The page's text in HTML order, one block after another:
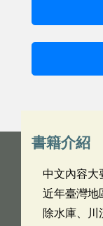
書籍介紹
中文內容大
近年臺灣地
除水庫、川